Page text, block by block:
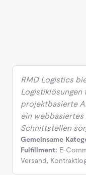
RMD Logistics
Logistiklösungen
projektbasierte
ein
Schnittstellen
Gemeinsame
Fulfillment: E-
Versand,